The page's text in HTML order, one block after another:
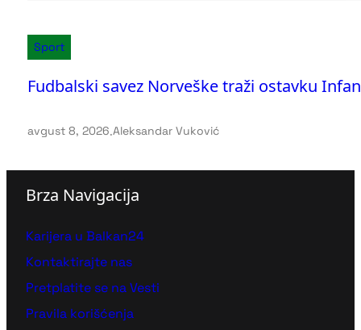
Sport
Fudbalski savez Norveške traži ostavku
avgust 8, 2026.Aleksandar Vuković
Brza Navigacija
Karijera u Balkan24
Kontaktirajte nas
Pretplatite se na Vesti
Pravila korišćenja